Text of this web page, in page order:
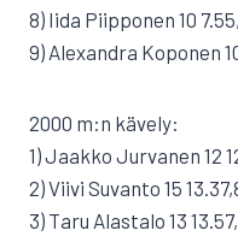
8) Iida Piipponen 10
9) Alexandra Koponen
2000 m:n kävely:
1) Jaakko Jurvanen 12
2) Viivi Suvanto 15
3) Taru Alastalo 13